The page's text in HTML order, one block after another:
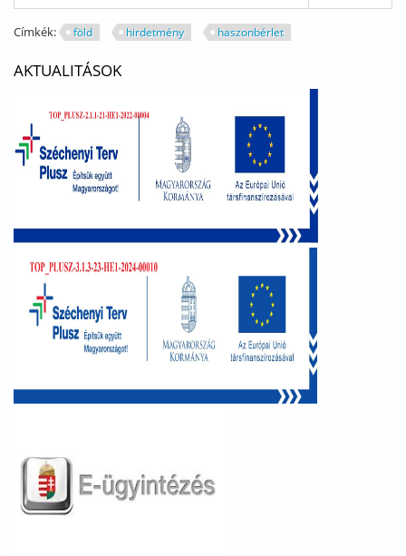
Címkék: föld hirdetmény haszonbérlet
AKTUALITÁSOK